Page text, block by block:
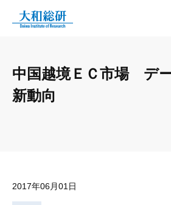
中国越境ＥＣ市場 デ
新動向
2017年06月01日